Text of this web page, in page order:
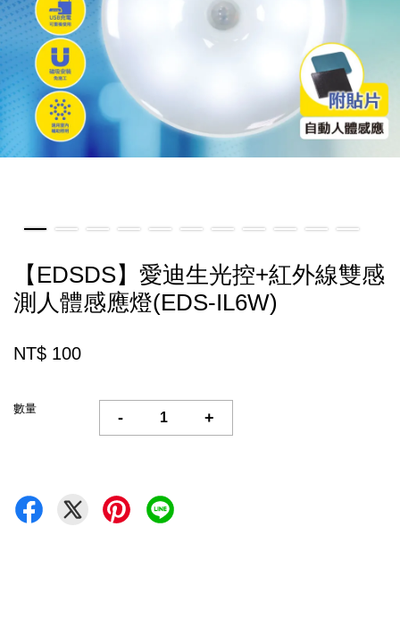
【EDSDS】愛迪生光控+紅外線雙感
測人體感應燈(EDS-IL6W)
NT$ 100
數量
- +